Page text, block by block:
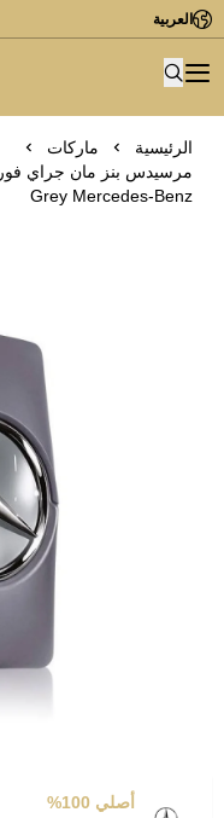
العربية
الرئيسية
ماركات
Grey Mercedes-Benz
أصلي 100%